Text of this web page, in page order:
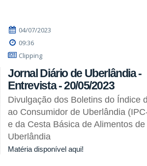
04/07/2023
09:36
Clipping
Jornal Diário de Uberlândia -
Entrevista - 20/05/2023
Divulgação dos Boletins do Índice
ao Consumidor de Uberlândia
e da Cesta Básica de Alimentos de
Uberlândia
Matéria disponível aqui!